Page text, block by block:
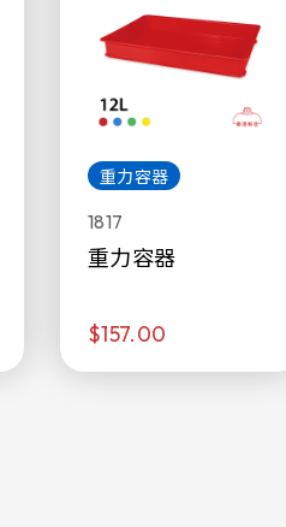
重力容器
1817
重力容器
$157.00